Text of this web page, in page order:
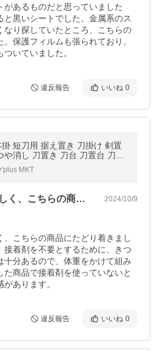
があるものだと思っていました
と黒いシートでした。金属系のス
なり探していたところ、こちらの
保護フィルムも張られており、
いていました。
違反報告 いいね 0
短刀用 据え置き 刀掛け 剣置
や消し 刀置き 刀台 刀置台 刀掛
据置型 黒塗り M5-MGKRL0005
plus MKT
短刀用の刀掛けが欲しく、こちらの商品に… 2024/10/9
、こちらの商品にたどり着きまし
接着剤を不要とするために、きつ
十分あるので、体重をかけて組み
た商品で接着剤を使っていないと
あります。
違反報告 いいね 0